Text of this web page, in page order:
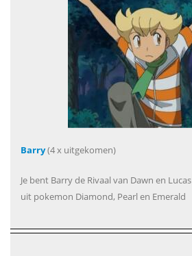
Barry(4 x uitgekomen)
Je bent Barry de Rivaal van Dawn en Lucas
uit pokemon Diamond, Pearl en Emerald